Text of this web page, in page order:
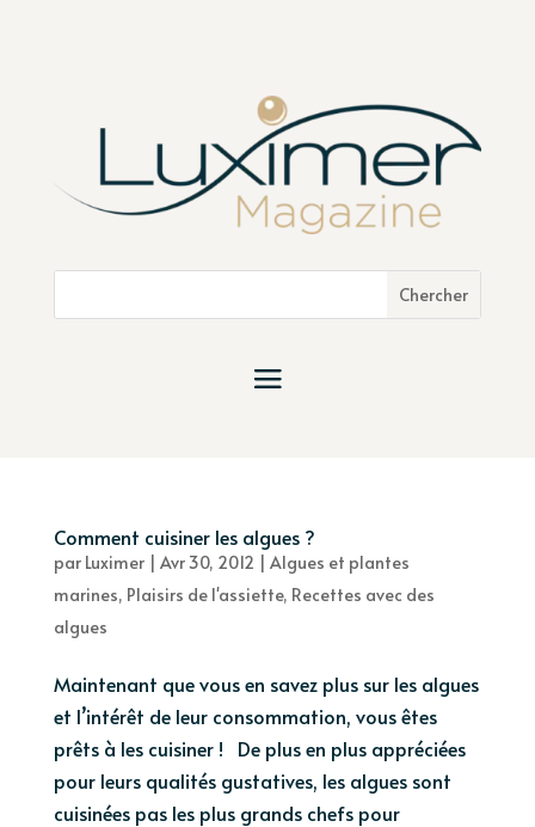
Comment cuisiner les algues ?
par Luximer| Avr 30, 2012 | Algues et plantes
marines, Plaisirs de l'assiette, Recettes avec des
algues
Maintenant que vous en savez plus sur les algues
et l’intérêt de leur consommation, vous êtes
prêts à les cuisiner ! De plus en plus appréciées
pour leurs qualités gustatives, les algues sont
cuisinées pas les plus grands chefs pour